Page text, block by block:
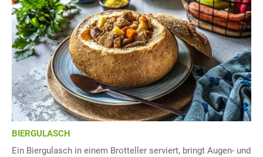
BIERGULASCH
Ein Biergulasch in einem Brotteller serviert, bringt Augen- und